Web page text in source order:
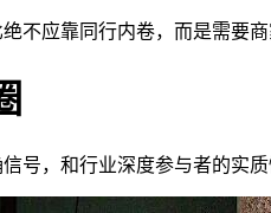
不应靠同行内卷，而是需要
号，和行业深度参与者的实